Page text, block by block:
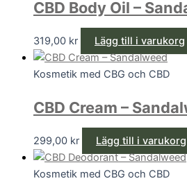
CBD Body Oil –
319,00 kr Lägg till i varukorg
Kosmetik med CBG och CBD
CBD Cream –
299,00 kr Lägg till i varukorg
Kosmetik med CBG och CBD